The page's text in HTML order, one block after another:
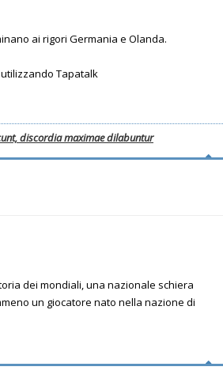
ai rigori Germania e Olanda.
utilizzando Tapatalk
discordia maximae dilabuntur
dei mondiali, una nazionale schiera
un giocatore nato nella nazione di